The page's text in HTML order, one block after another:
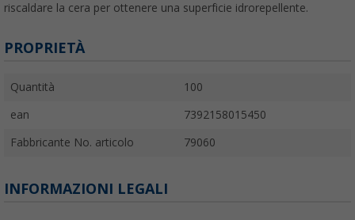
riscaldare la cera per ottenere una superficie idrorepellente.
PROPRIETÀ
Quantità 100
ean 7392158015450
Fabbricante No. articolo 79060
INFORMAZIONI LEGALI